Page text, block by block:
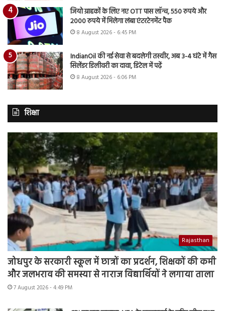
जियो ग्राहकों के लिए नए OTT पास लॉन्च, 550 रुपये और
2000 रुपये में मिलेगा लंबा एंटरटेनमेंट पैक
8 August 2026 - 6:45 PM
IndianOil की नई सेवा से बदलेगी तस्वीर, अब 3-4 घंटे में गैस
सिलेंडर डिलीवरी का दावा, डिटेल में पढ़ें
8 August 2026 - 6:06 PM
शिक्षा
Rajasthan
जोधपुर के सरकारी स्कूल में छात्रों का प्रदर्शन, शिक्षकों की कमी
और जलभराव की समस्या से नाराज विद्यार्थियों ने लगाया ताला
7 August 2026 - 4:49 PM